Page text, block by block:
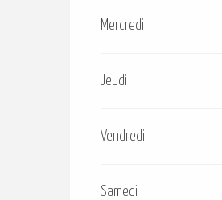
Mercredi
Jeudi
Vendredi
Samedi